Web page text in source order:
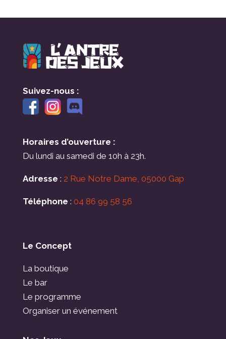
Suivez-nous :
Horaires d’ouverture :
Du lundi au samedi de 10h à 23h.
Adresse : 2 Rue Notre Dame, 05000 Gap
Téléphone : 04 86 99 58 56
Le Concept
La boutique
Le bar
Le programme
Organiser un événement